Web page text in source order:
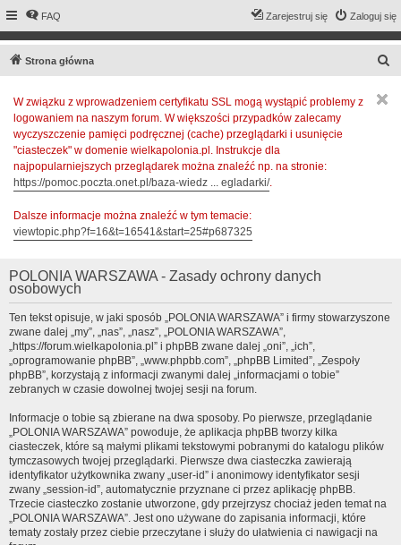
FAQ Zaloguj się
Zarejestruj się
Strona główna
W związku z wprowadzeniem certyfikatu SSL mogą wystąpić problemy z
logowaniem na naszym forum. W większości przypadków zalecamy
wyczyszczenie pamięci podręcznej (cache) przeglądarki i usunięcie
"ciasteczek" w domenie wielkapolonia.pl. Instrukcje dla
najpopularniejszych przeglądarek można znaleźć np. na stronie:
https://pomoc.poczta.onet.pl/baza-wiedz ... egladarki/.
Dalsze informacje można znaleźć w tym temacie:
viewtopic.php?f=16&t=16541&start=25#p687325
POLONIA WARSZAWA - Zasady ochrony danych
osobowych
Ten tekst opisuje, w jaki sposób „POLONIA WARSZAWA” i firmy stowarzyszone
zwane dalej „my”, „nas”, „nasz”, „POLONIA WARSZAWA”,
„https://forum.wielkapolonia.pl” i phpBB zwane dalej „oni”, „ich”,
„oprogramowanie phpBB”, „www.phpbb.com”, „phpBB Limited”, „Zespoły
phpBB”, korzystają z informacji zwanymi dalej „informacjami o tobie”
zebranych w czasie dowolnej twojej sesji na forum.
Informacje o tobie są zbierane na dwa sposoby. Po pierwsze, przeglądanie
„POLONIA WARSZAWA” powoduje, że aplikacja phpBB tworzy kilka
ciasteczek, które są małymi plikami tekstowymi pobranymi do katalogu plików
tymczasowych twojej przeglądarki. Pierwsze dwa ciasteczka zawierają
identyfikator użytkownika zwany „user-id” i anonimowy identyfikator sesji
zwany „session-id”, automatycznie przyznane ci przez aplikację phpBB.
Trzecie ciasteczko zostanie utworzone, gdy przejrzysz chociaż jeden temat na
„POLONIA WARSZAWA”. Jest ono używane do zapisania informacji, które
tematy zostały przez ciebie przeczytane i służy do ułatwienia ci nawigacji na